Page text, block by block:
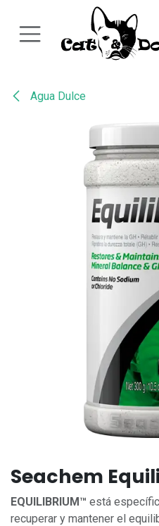
Agua Dulce
Seachem
EQUILIBRIUM™ está
recuperar y mantener el